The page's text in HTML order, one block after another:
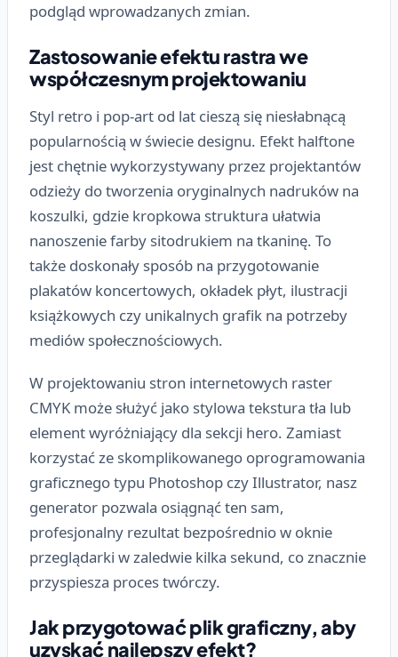
podgląd wprowadzanych zmian.
Zastosowanie efektu rastra we
współczesnym projektowaniu
Styl retro i pop-art od lat cieszą się niesłabnącą
popularnością w świecie designu. Efekt halftone
jest chętnie wykorzystywany przez projektantów
odzieży do tworzenia oryginalnych nadruków na
koszulki, gdzie kropkowa struktura ułatwia
nanoszenie farby sitodrukiem na tkaninę. To
także doskonały sposób na przygotowanie
plakatów koncertowych, okładek płyt, ilustracji
książkowych czy unikalnych grafik na potrzeby
mediów społecznościowych.
W projektowaniu stron internetowych raster
CMYK może służyć jako stylowa tekstura tła lub
element wyróżniający dla sekcji hero. Zamiast
korzystać ze skomplikowanego oprogramowania
graficznego typu Photoshop czy Illustrator, nasz
generator pozwala osiągnąć ten sam,
profesjonalny rezultat bezpośrednio w oknie
przeglądarki w zaledwie kilka sekund, co znacznie
przyspiesza proces twórczy.
Jak przygotować plik graficzny, aby
uzyskać najlepszy efekt?